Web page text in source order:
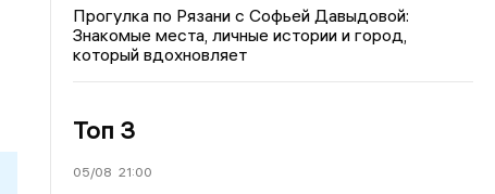
Прогулка по Рязани с Софьей Давыдовой:
Знакомые места, личные истории и город,
который вдохновляет
Топ 3
05/08 21:00